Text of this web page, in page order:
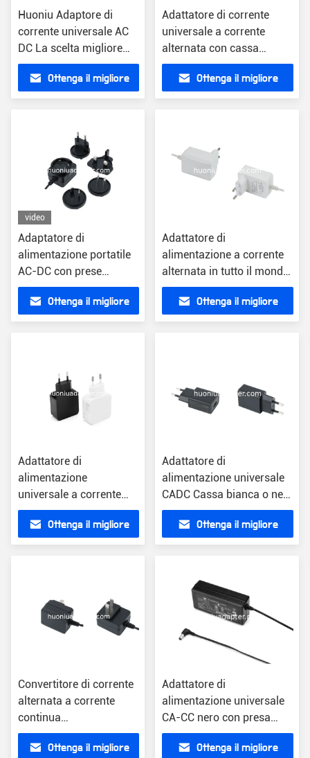
Huoniu Adaptore di
corrente universale AC
DC La scelta migliore
per le vostre
applicazioni elettroniche
Ottenga il migliore
Adattatore di corrente
universale a corrente
alternata con cassa
bianca o nera Ricarica
solare Aggiornamento
wireless Tipologie di spina
Ottenga il migliore
video
Adaptatore di
alimentazione portatile
AC-DC con prese
intercambiabili e
connettore ottico
universale
Ottenga il migliore
Adattatore di
alimentazione a corrente
alternata in tutto il mondo
con aggiornamento
wireless connettore ottico
universale UE US UK AU
Ottenga il migliore
Adattatore di
alimentazione
universale a corrente
alternata e continua
singolo articolo
US/EU/UK/AU Tipo di
Ottenga il migliore
Adattatore di
alimentazione universale
CADC Cassa bianca o nera
US/EU/UK/AU
Ottenga il migliore
Convertitore di corrente
alternata a corrente
continua
interscambiabile in nero
o bianco da 0,2 lb in
Ottenga il migliore
Adattatore di
alimentazione universale
CA-CC nero con presa
SAA Tipo di presa
US/EU/UK/AU
Ottenga il migliore